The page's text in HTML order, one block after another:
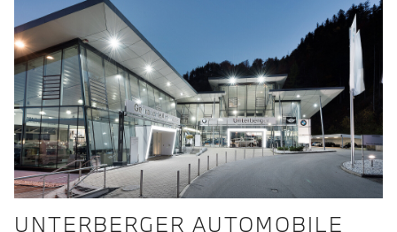
UNTERBERGER AUTOMOBILE